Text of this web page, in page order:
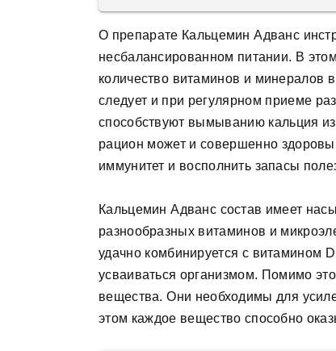
О препарате Кальцемин Адванс
несбалансированном питании. В
количество витаминов и минералов
следует и при регулярном приеме
способствуют вымыванию кальция
рацион может и совершенно
иммунитет и восполнить запасы
Кальцемин Адванс состав имеет
разнообразных витаминов и
удачно комбинируется с витамином
усваиваться организмом. Помимо
вещества. Они необходимы для
этом каждое вещество способно